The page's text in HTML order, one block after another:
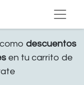
descuentos
en tu carrito de